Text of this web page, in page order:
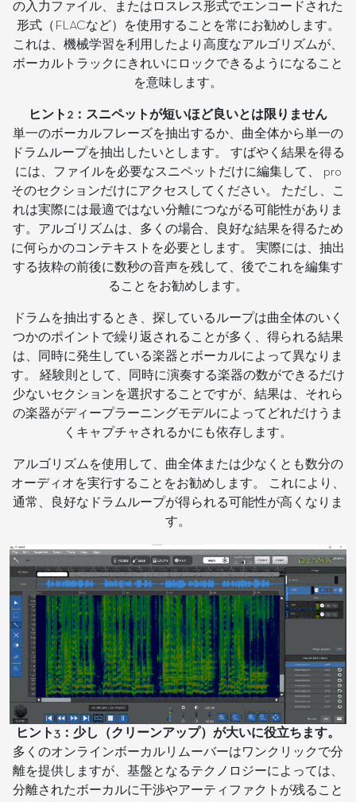
の入力ファイル、またはロスレス形式でエンコードされた
形式（FLACなど）を使用することを常にお勧めします。
これは、機械学習を利用したより高度なアルゴリズムが、
ボーカルトラックにきれいにロックできるようになること
を意味します。
ヒント2：スニペットが短いほど良いとは限りません
単一のボーカルフレーズを抽出するか、曲全体から単一の
ドラムループを抽出したいとします。 すばやく結果を得る
には、ファイルを必要なスニペットだけに編集して、 pro
そのセクションだけにアクセスしてください。 ただし、こ
れは実際には最適ではない分離につながる可能性がありま
す。アルゴリズムは、多くの場合、良好な結果を得るため
に何らかのコンテキストを必要とします。 実際には、抽出
する抜粋の前後に数秒の音声を残して、後でこれを編集す
ることをお勧めします。
ドラムを抽出するとき、探しているループは曲全体のいく
つかのポイントで繰り返されることが多く、得られる結果
は、同時に発生している楽器とボーカルによって異なりま
す。 経験則として、同時に演奏する楽器の数ができるだけ
少ないセクションを選択することですが、結果は、それら
の楽器がディープラーニングモデルによってどれだけうま
くキャプチャされるかにも依存します。
アルゴリズムを使用して、曲全体または少なくとも数分の
オーディオを実行することをお勧めします。 これにより、
通常、良好なドラムループが得られる可能性が高くなりま
す。
ヒント3：少し（クリーンアップ）が大いに役立ちます。
多くのオンラインボーカルリムーバーはワンクリックで分
離を提供しますが、基盤となるテクノロジーによっては、
分離されたボーカルに干渉やアーティファクトが残ること